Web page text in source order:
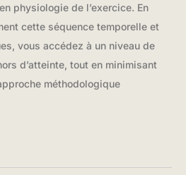
physiologie de l’exercice. En
cette séquence temporelle et
vous accédez à un niveau de
d’atteinte, tout en minimisant
méthodologique